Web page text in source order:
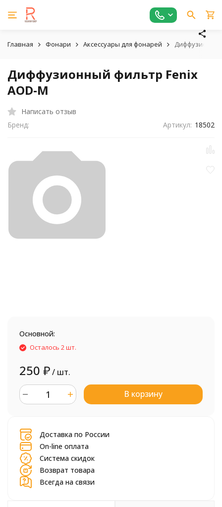
Главная Фонари Аксессуары для фонарей
Диффузионный фильтр Fenix
AOD-M
Написать отзыв
Бренд:
Артикул: 18502
Основной:
Осталось 2 шт.
250 ₽/ шт.
В корзину
Доставка по России
On-line оплата
Система скидок
Возврат товара
Всегда на связи